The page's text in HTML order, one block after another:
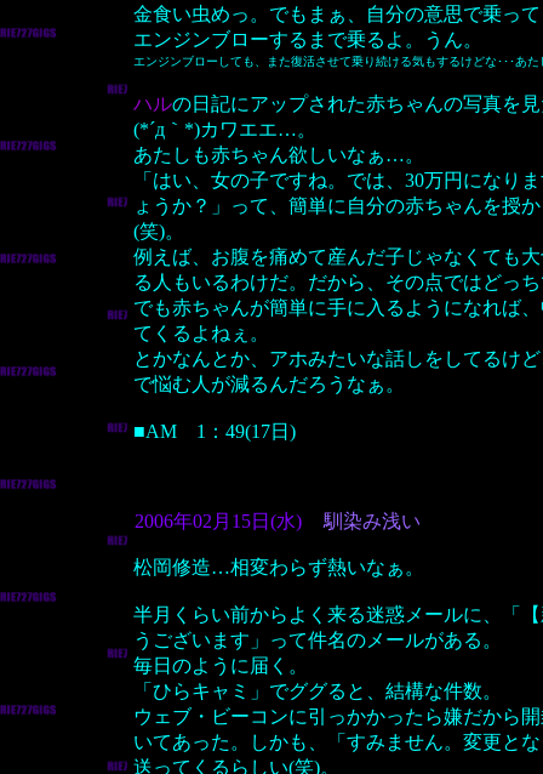
金食い虫めっ。でもまぁ、自分の意思で乗っ
エンジンブローするまで乗るよ。うん。
エンジンブローしても、また復活させて乗り続ける気もするけどな･･･あた
ハルの日記にアップされた赤ちゃんの写真を
(*´д｀*)カワエエ…。
あたしも赤ちゃん欲しいなぁ…。
「はい、女の子ですね。では、30万円になり
ょうか？」って、簡単に自分の赤ちゃんを授
(笑)。
例えば、お腹を痛めて産んだ子じゃなくても
る人もいるわけだ。だから、その点ではどっ
でも赤ちゃんが簡単に手に入るようになれば
てくるよねぇ。
とかなんとか、アホみたいな話しをしてるけ
で悩む人が減るんだろうなぁ。
■AM 1：49(17日)
2006年02月15日(水) 馴染み浅い
松岡修造…相変わらず熱いなぁ。
半月くらい前からよく来る迷惑メールに、「
うございます」って件名のメールがある。
毎日のように届く。
「ひらキャミ」でググると、結構な件数。
ウェブ・ビーコンに引っかかったら嫌だから
いてあった。しかも、「すみません。変更と
送ってくるらしい(笑)。